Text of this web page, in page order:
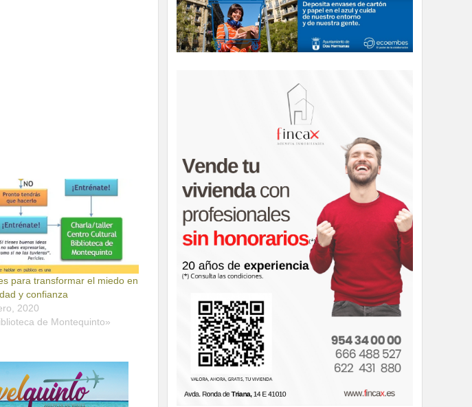
para transformar el miedo en
y confianza
2020
de Montequinto»